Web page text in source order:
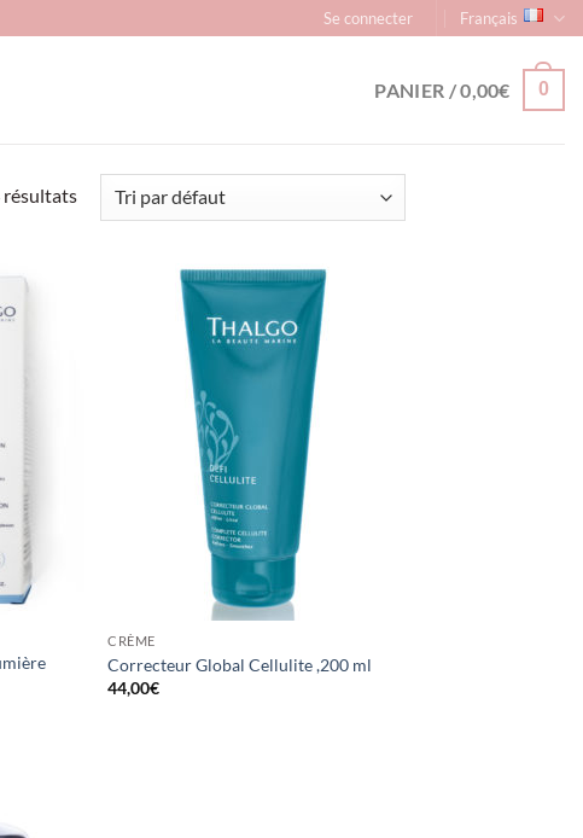
Se connecter Français
PANIER /0,00€ 0
résultats
CRÈME
Correcteur Global Cellulite ,200 ml
44,00€